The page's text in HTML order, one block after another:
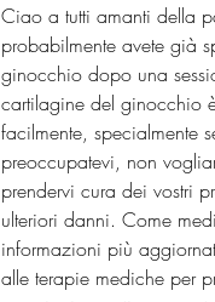
Ciao a tutti amanti della
probabilmente avete già
ginocchio dopo una
cartilagine del ginocchio
facilmente, specialmente
preoccupatevi, non
prendervi cura dei vostri
ulteriori danni. Come
informazioni più
alle terapie mediche per